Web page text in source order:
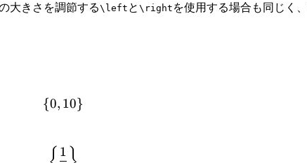
大きさを調節する\left と \right を使用する場合も同じく、
\{ 0, 10 \}
{0, 10}
\left\{ \frac{1}{2} \right\}
1